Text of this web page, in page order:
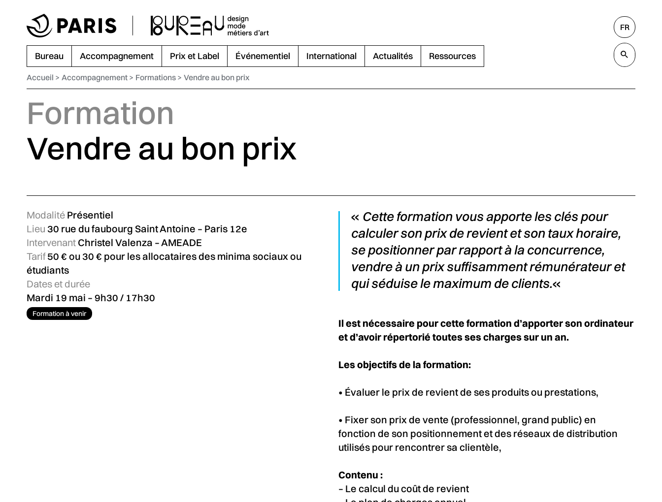
Bureau Accompagnement Prix et Label Événementiel International Actualités Ressources
FR
Rechercher
Accueil Accompagnement Formations Vendre au bon prix
Formation
Vendre au bon prix
Modalité Présentiel
Lieu 30 rue du faubourg Saint Antoine – Paris 12e
Intervenant Christel Valenza – AMEADE
Tarif 50 € ou 30 € pour les allocataires des minima sociaux ou
étudiants
Dates et durée
Mardi 19 mai – 9h30 / 17h30
Formation à venir
« Cette formation vous apporte les clés pour
calculer son prix de revient et son taux horaire,
se positionner par rapport à la concurrence,
vendre à un prix suffisamment rémunérateur et
qui séduise le maximum de clients.«
Il est nécessaire pour cette formation d’apporter son ordinateur
et d’avoir répertorié toutes ses charges sur un an.
Les objectifs de la formation:
• Évaluer le prix de revient de ses produits ou prestations,
• Fixer son prix de vente (professionnel, grand public) en
fonction de son positionnement et des réseaux de distribution
utilisés pour rencontrer sa clientèle,
Contenu :
– Le calcul du coût de revient